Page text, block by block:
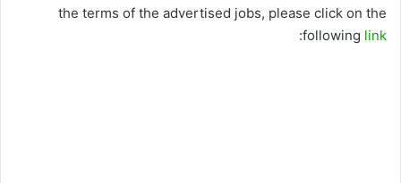
the terms of the advertised jobs, please click on the
following link
: